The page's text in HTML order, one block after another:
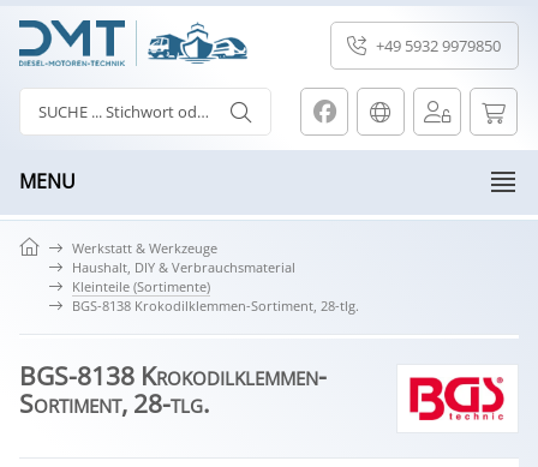
+49 5932 9979850
MENU
Werkstatt & Werkzeuge
Haushalt, DIY & Verbrauchsmaterial
Kleinteile (Sortimente)
BGS-8138 Krokodilklemmen-Sortiment, 28-tlg.
BGS-8138 Krokodilklemmen-
Sortiment, 28-tlg.